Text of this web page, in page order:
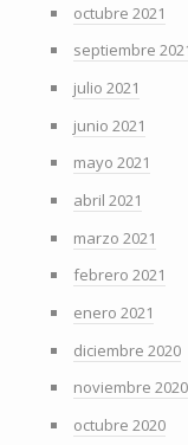
octubre 2021
septiembre
julio 2021
junio 2021
mayo 2021
abril 2021
marzo 2021
febrero 2021
enero 2021
diciembre 2020
noviembre 2020
octubre 2020